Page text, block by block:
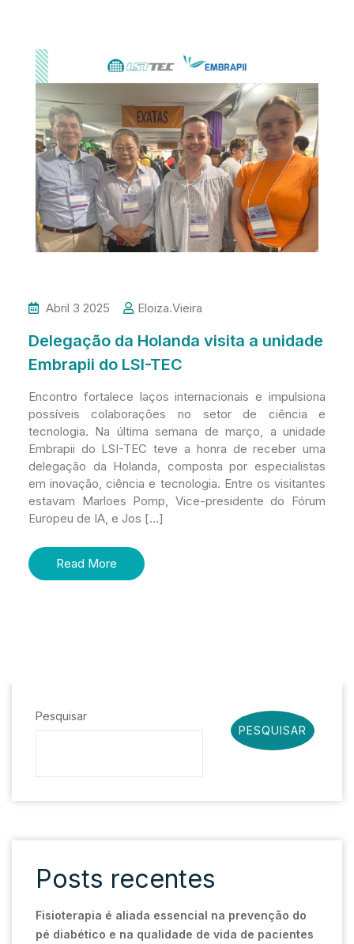
Abril 3 2025 Eloiza.vieira
Delegação da Holanda visita a unidade
Embrapii do LSI-TEC
Encontro fortalece laços internacionais e impulsiona
possíveis colaborações no setor de ciência e
tecnologia. Na última semana de março, a unidade
Embrapii do LSI-TEC teve a honra de receber uma
delegação da Holanda, composta por especialistas
em inovação, ciência e tecnologia. Entre os visitantes
estavam Marloes Pomp, Vice-presidente do Fórum
Europeu de IA, e Jos […]
Read More
Pesquisar
PESQUISAR
Posts recentes
Fisioterapia é aliada essencial na prevenção do
pé diabético e na qualidade de vida de pacientes